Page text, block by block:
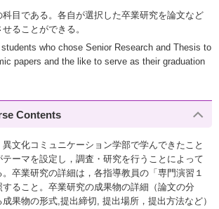
目である。各自が選択した卒業研究を論文など
ることができる。
who chose Senior Research and Thesis to
papers and the like to serve as their graduation
Contents
文化コミュニケーション学部で学んできたこと
ーマを設定し，調査・研究を行うことによって
卒業研究の詳細は，各指導教員の「専門演習１
ること。卒業研究の成果物の詳細（論文の分
果物の形式,提出締切, 提出場所，提出方法など）